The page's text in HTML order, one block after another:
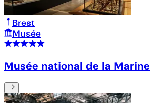
Brest
Musée
Musée national de la Marine